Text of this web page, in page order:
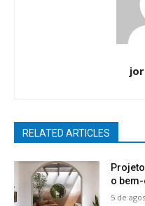
RELATED ARTICLES
o
5 de